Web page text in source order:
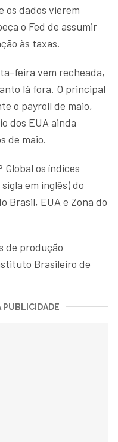
os dados vierem
o Fed de assumir
às taxas.
feira vem recheada,
lá fora. O principal
o payroll de maio,
dos EUA ainda
de maio.
Global os índices
em inglês) do
Brasil, EUA e Zona do
de produção
Brasileiro de
PUBLICIDADE